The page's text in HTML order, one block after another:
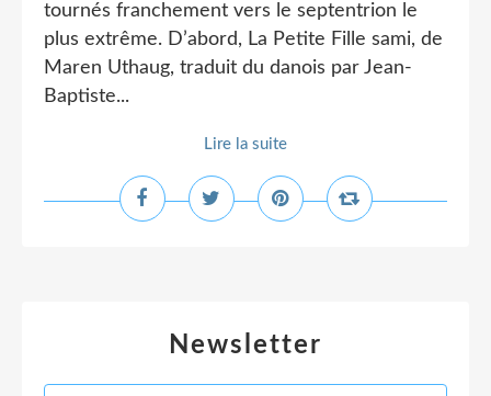
tournés franchement vers le septentrion le
plus extrême. D’abord, La Petite Fille sami, de
Maren Uthaug, traduit du danois par Jean-
Baptiste...
Lire la suite
Newsletter